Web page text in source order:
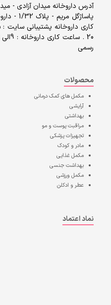
آدرس داروخانه میدان آزادی -
رسمی
محصولات
مکمل های کمک درمانی
آرایشی
بهداشتی
مراقبت پوست و مو
تجهیزات پزشکی
مادر و کودک
مکمل غذایی
بهداشت جنسی
مکمل ورزشی
عطر و ادکلن
نماد اعتماد